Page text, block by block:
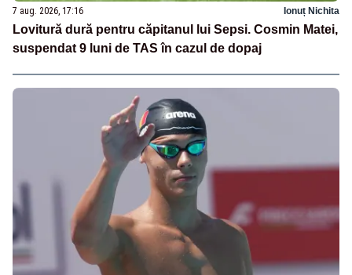
7 aug. 2026, 17:16 Ionuț Nichita
Lovitură dură pentru căpitanul lui Sepsi. Cosmin Matei,
suspendat 9 luni de TAS în cazul de dopaj